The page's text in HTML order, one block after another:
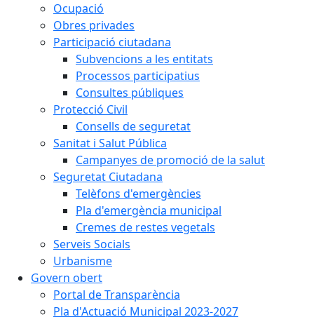
Ocupació
Obres privades
Participació ciutadana
Subvencions a les entitats
Processos participatius
Consultes públiques
Protecció Civil
Consells de seguretat
Sanitat i Salut Pública
Campanyes de promoció de la salut
Seguretat Ciutadana
Telèfons d'emergències
Pla d'emergència municipal
Cremes de restes vegetals
Serveis Socials
Urbanisme
Govern obert
Portal de Transparència
Pla d'Actuació Municipal 2023-2027